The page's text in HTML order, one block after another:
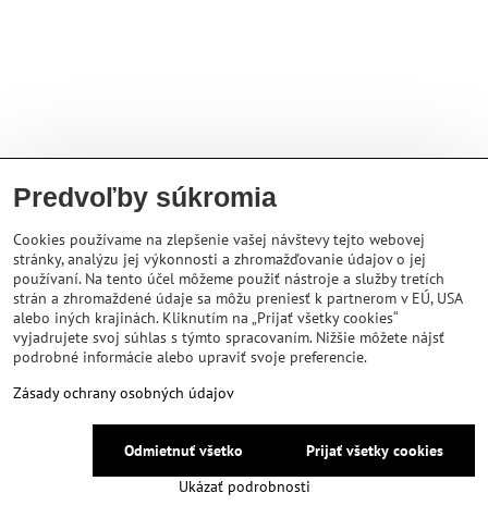
Predvoľby súkromia
Cookies používame na zlepšenie vašej návštevy tejto webovej
stránky, analýzu jej výkonnosti a zhromažďovanie údajov o jej
používaní. Na tento účel môžeme použiť nástroje a služby tretích
strán a zhromaždené údaje sa môžu preniesť k partnerom v EÚ, USA
alebo iných krajinách. Kliknutím na „Prijať všetky cookies“
vyjadrujete svoj súhlas s týmto spracovaním. Nižšie môžete nájsť
podrobné informácie alebo upraviť svoje preferencie.
Zásady ochrany osobných údajov
Ukázať podrobnosti
Prijať všetky cookies
Odmietnuť všetko